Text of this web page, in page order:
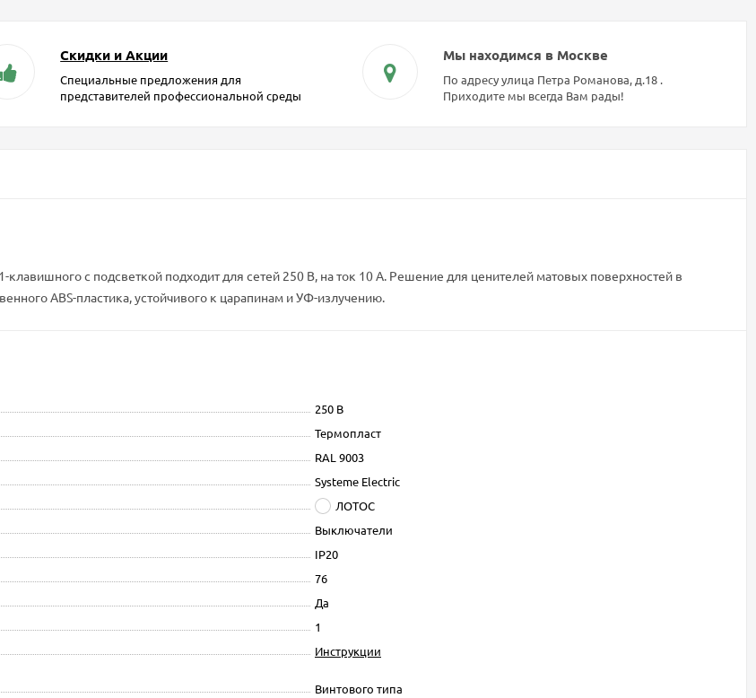
Скидки и Акции
Специальные предложения для
представителей профессиональной среды
Мы находимся в Москве
По адресу улица Петра Романова, д.18 .
Приходите мы всегда Вам рады!
с подсветкой подходит для сетей 250 В, на ток 10 А. Решение для ценителей матовых поверхностей в
ABS-пластика, устойчивого к царапинам и УФ-излучению.
250 В
Термопласт
RAL 9003
Systeme Electric
ЛОТОС
Выключатели
IP20
76
Да
1
Инструкции
Винтового типа